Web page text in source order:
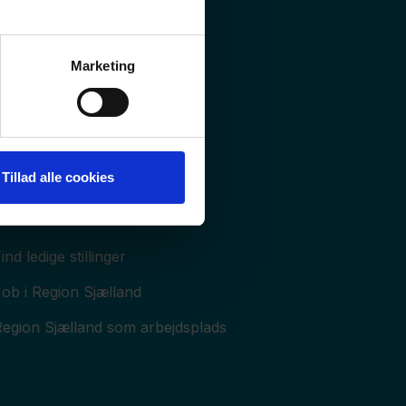
Marketing
Tillad alle cookies
Jordforurening
ledige stillinger
i Region Sjælland
Sjælland som arbejdsplads